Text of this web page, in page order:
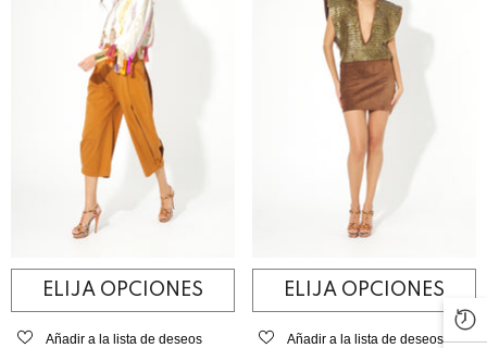
ELIJA OPCIONES
Añadir a la lista de deseos
ELIJA OPCIONES
Añadir a la lista de deseos